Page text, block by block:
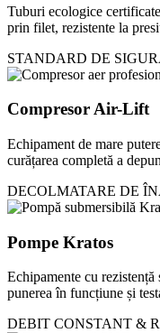
Tuburi ecologice
prin filet, rezistente la
STANDARD DE
Compresor Air-Lift
Echipament de mare
curățarea completă a
DECOLMATARE DE
Pompe Kratos
Echipamente cu
punerea în funcțiune și
DEBIT CONSTANT &